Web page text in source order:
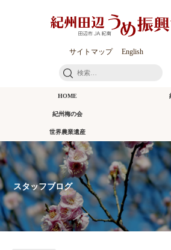
サイトマップ English
検
HOME
紀州梅の会
世界農業遺産
スタッフブログ